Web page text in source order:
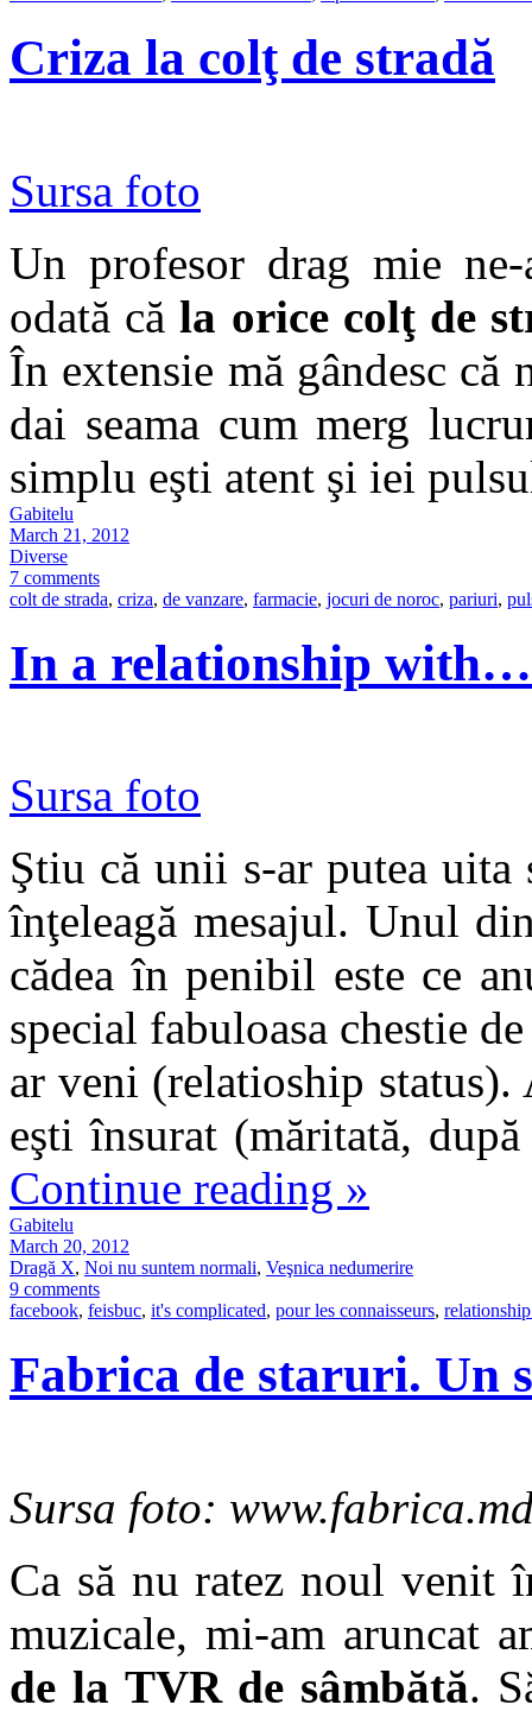
Criza la colţ de stradă
Sursa foto
Un profesor drag mie
odată căla orice colţ de
În extensie mă gândesc
dai seama cum merg
simplu eşti atent şi iei
Gabitelu
March 21, 2012
Diverse
7 comments
colt de strada, criza, de vanzare, farmacie, jocuri de noroc, pariuri,
In a relationship
Sursa foto
Ştiu că unii s-ar putea uita
înţeleagă mesajul. Unul
cădea în penibil este ce
special fabuloasa chestie
ar veni (relatioship status).
eşti însurat (măritată,
Continue reading »
Gabitelu
March 20, 2012
Dragă X, Noi nu suntem normali, Veşnica nedumerire
9 comments
facebook, feisbuc, it's complicated, pour les connaisseurs,
Fabrica de staruri. Un
Sursa foto:
Ca să nu ratez noul venit
muzicale, mi-am aruncat
de la TVR de sâmbătă.